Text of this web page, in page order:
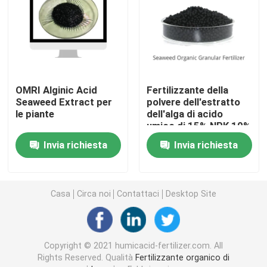
Acido umico del sodio
Fertilizzante di acido umico
Acido fulvico del potassio
Fertilizzante dell'aminoacido
Polvere solubile di acido umico
OMRI Alginic Acid
Seaweed Extract per
le piante
Invia richiesta
Fertilizzante della
polvere dell'estratto
dell'alga di acido
umico di 15% NPK 10%
Invia richiesta
Casa Circa noi Contattaci Desktop Site
Copyright © 2021 humicacid-fertilizer.com. All
Rights Reserved. Qualità Fertilizzante organico di